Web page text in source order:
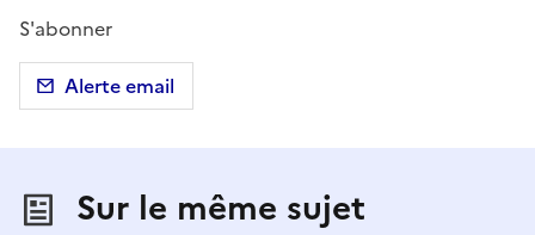
S'abonner
Alerte email
Sur le même sujet